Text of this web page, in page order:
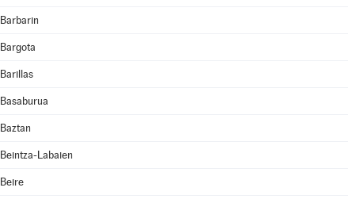
Barbarin
Bargota
Barillas
Basaburua
Baztan
Beintza-Labaien
Beire